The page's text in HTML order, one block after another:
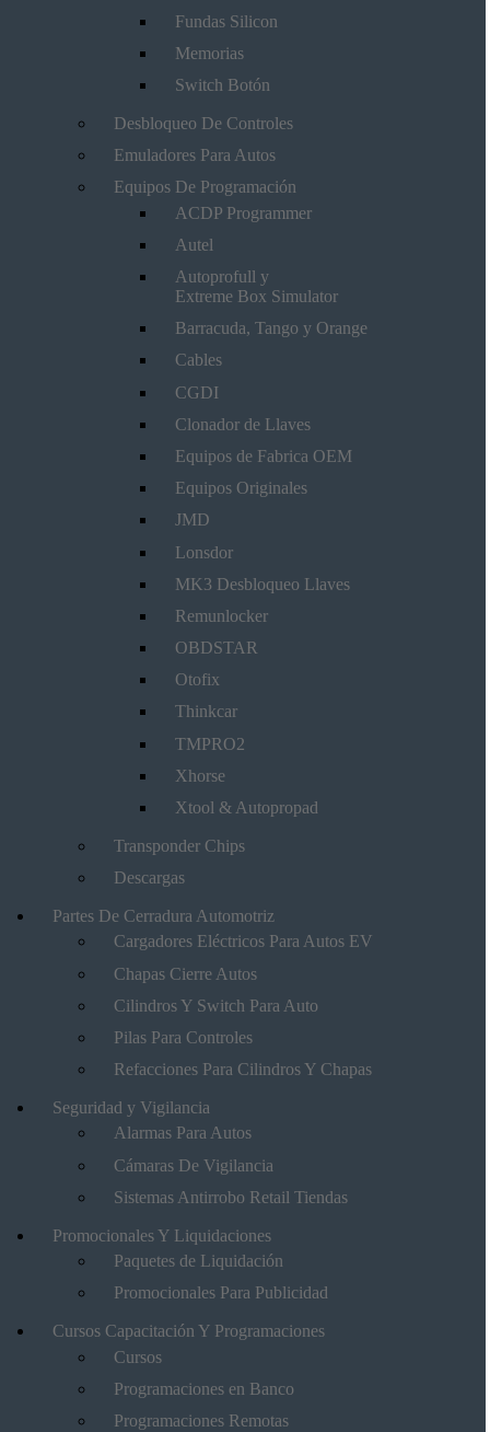
Fundas Silicon
Memorias
Switch Botón
Desbloqueo De Controles
Emuladores Para Autos
Equipos De Programación
ACDP Programmer
Autel
Autoprofull y
Extreme Box Simulator
Barracuda, Tango y Orange
Cables
CGDI
Clonador de Llaves
Equipos de Fabrica OEM
Equipos Originales
JMD
Lonsdor
MK3 Desbloqueo Llaves
Remunlocker
OBDSTAR
Otofix
Thinkcar
TMPRO2
Xhorse
Xtool & Autopropad
Transponder Chips
Descargas
Partes De Cerradura Automotriz
Cargadores Eléctricos Para Autos EV
Chapas Cierre Autos
Cilindros Y Switch Para Auto
Pilas Para Controles
Refacciones Para Cilindros Y Chapas
Seguridad y Vigilancia
Alarmas Para Autos
Cámaras De Vigilancia
Sistemas Antirrobo Retail Tiendas
Promocionales Y Liquidaciones
Paquetes de Liquidación
Promocionales Para Publicidad
Cursos Capacitación Y Programaciones
Cursos
Programaciones en Banco
Programaciones Remotas